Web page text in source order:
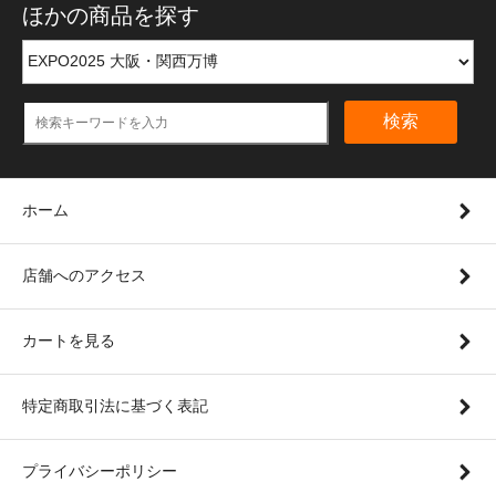
ほかの商品を探す
検索
ホーム
店舗へのアクセス
カートを見る
特定商取引法に基づく表記
プライバシーポリシー